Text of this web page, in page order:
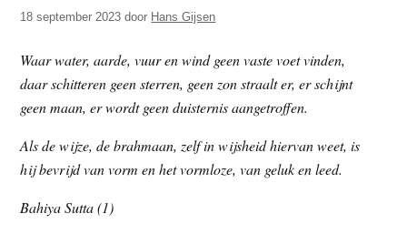
e
s
i
t
n
e
z
e
i
t
e
18 september 2023 door Hans Gijsen
Waar water, aarde, vuur en wind geen vaste voet vinden,
daar schitteren geen sterren, geen zon straalt er, er schijnt
geen maan, er wordt geen duisternis aangetroffen.
Als de wijze, de brahmaan, zelf in wijsheid hiervan weet, is
hij bevrijd van vorm en het vormloze, van geluk en leed.
Bahiya Sutta (1)